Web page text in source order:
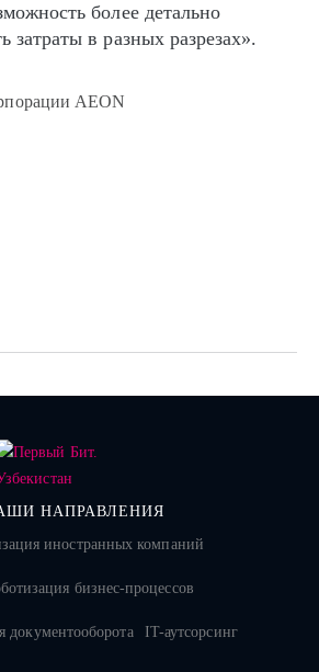
более детально
затраты в разных разрезах».
AEON
НАПРАВЛЕНИЯ
иностранных компаний
бизнес-процессов
документооборота IT-аутсорсинг